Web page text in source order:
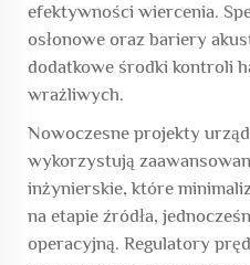
efektywności wiercenia.
osłonowe oraz bariery
dodatkowe środki kontroli
wrażliwych.
Nowoczesne projekty
wykorzystują
inżynierskie, które
na etapie źródła,
operacyjną. Regulatory